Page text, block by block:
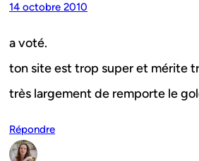
14 octobre 2010
a voté.
ton site est trop super et mérite
très largement de remporte le
Répondre